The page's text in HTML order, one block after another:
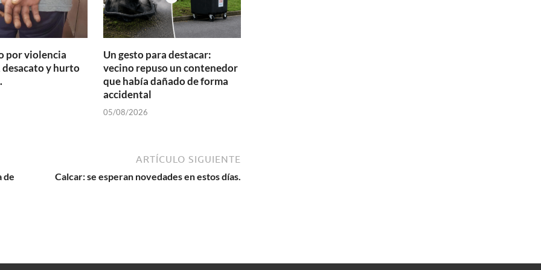
por violencia
y hurto
Un gesto para destacar:
vecino repuso un contenedor
que había dañado de forma
accidental
05/08/2026
de
ARTÍCULO SIGUIENTE
Calcar: se esperan novedades en estos días.